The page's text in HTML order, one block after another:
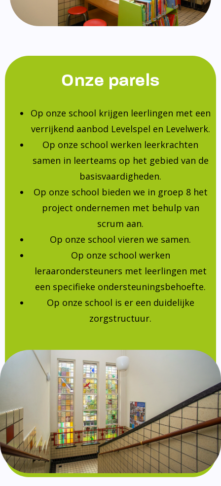
Onze parels
Op onze school krijgen leerlingen met een
verrijkend aanbod Levelspel en Levelwerk.
Op onze school werken leerkrachten
samen in leerteams op het gebied van de
basisvaardigheden.
Op onze school bieden we in groep 8 het
project ondernemen met behulp van
scrum aan.
Op onze school vieren we samen.
Op onze school werken
leraarondersteuners met leerlingen met
een specifieke ondersteuningsbehoefte.
Op onze school is er een duidelijke
zorgstructuur.